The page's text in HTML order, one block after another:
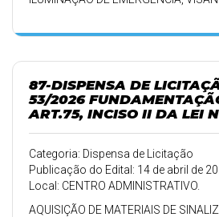
VIGENTES.
87-DISPENSA DE
53/2026
ART.75, INCISO II DA LEI
Categoria: Dispensa de Licitação
Publicação do Edital: 14 de abril de
Local: CENTRO ADMINISTRATIVO.
AQUISIÇÃO DE MATERIAIS DE